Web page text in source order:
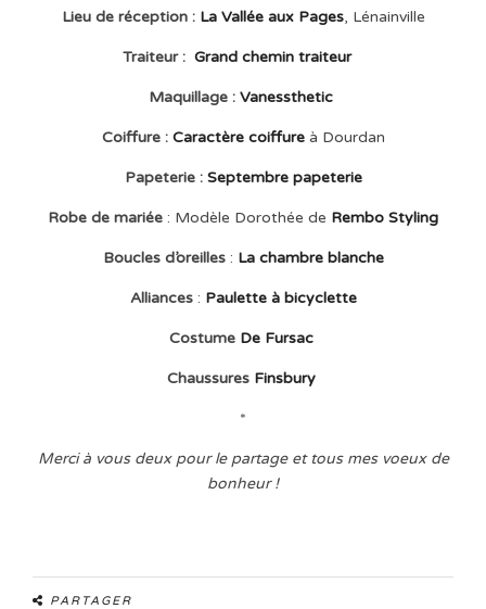
Lieu de réception : La Vallée aux Pages, Lénainville
Traiteur : Grand chemin traiteur
Maquillage : Vanessthetic
Coiffure : Caractère coiffureà Dourdan
Papeterie : Septembre papeterie
Robe de mariée : Modèle Dorothée de Rembo Styling
Boucles d’oreilles: La chambre blanche
Alliances: Paulette à bicyclette
Costume De Fursac
ChaussuresFinsbury
*
Merci à vous deux pour le partage et tous mes voeux de
bonheur !
PARTAGER